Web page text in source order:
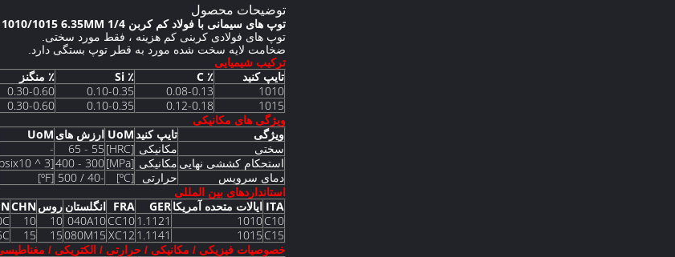
توضیحات محصول
توپ های سیمانی با فولاد کم کربن AISI 1010/1015 6.35MM 1/4 اینچ G500
توپ های فولادی کربنی کم هزینه ، فقط مورد سختی.
ضخامت لایه سخت شده مورد به قطر توپ بستگی دارد.
ترکیب شیمیایی
تایپ کنید ٪ C ٪ Si ٪ منگنز
1010
0.08-0.13
0.10-0.35
0.30-0.60
1015
0.12-0.18
0.10-0.35
0.30-0.60
ویژگی های مکانیکی
ویژگی تایپ کنیدUoM ارزش های UoM
سختی
مکانیکی [HRC]
55 - 65
-
استحکام کششی نهایی مکانیکی [MPa]
300 - 400
[psix10 ^ 3]
دمای سرویس
حرارتی [ºC]
-40 / 500
[ºF]
استانداردهای بین المللی
ITA ایالات متحده آمریکاGER
FRA انگلستان روسCHN
C10
1010
1.1121
CC10
040A10
10
10
C15
1015
1.1141
XC12
080M15
15
15
خصوصیات فیزیکی / مکانیکی / حرارتی / الکتریکی /